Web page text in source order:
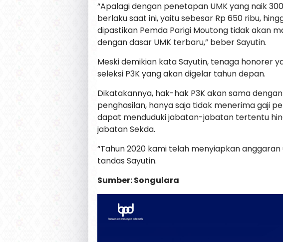
“Apalagi dengan penetapan UMK yang naik
berlaku saat ini, yaitu sebesar Rp 650 ribu,
dipastikan Pemda Parigi Moutong tidak akan
dengan dasar UMK terbaru,” beber Sayutin.
Meski demikian kata Sayutin, tenaga honorer
seleksi P3K yang akan digelar tahun depan.
Dikatakannya, hak-hak P3K akan sama
penghasilan, hanya saja tidak menerima gaji
dapat menduduki jabatan-jabatan tertentu
jabatan Sekda.
“Tahun 2020 kami telah menyiapkan anggaran
tandas Sayutin.
Sumber: Songulara